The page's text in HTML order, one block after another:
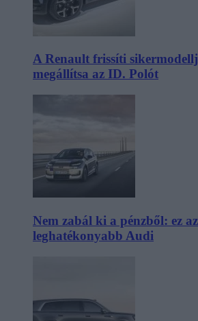
A Renault frissíti
megállítsa az ID. Polót
Nem zabál ki a pénzből: ez
leghatékonyabb Audi